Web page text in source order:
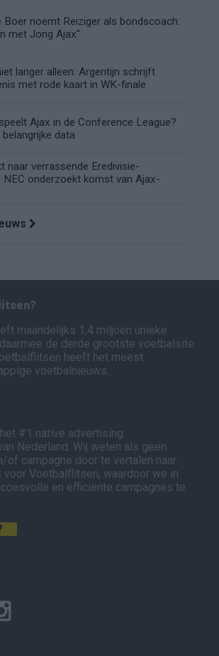
Boer noemt Reiziger als bondscoach:
met Jong Ajax"
langer alleen: Argentijn schrijft
met rode kaart in WK-finale
Ajax in de Conference League?
belangrijke data
naar verrassende Eredivisie-
NEC onderzoekt komst van Ajax-
maandelijks 1,4 miljoen unieke
de derde grootste voetbalsite
heeft het meest
voetbalnieuws.
#1 native advertising
Nederland. Wij weten als geen
of campagne door te vertalen naar
voor Voetbalflitsen, waardoor we in
en efficiënte campagnes te